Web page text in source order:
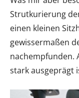
Strutkurierung
einen kleinen
gewissermaßen
nachempfunden.
stark ausgeprägt